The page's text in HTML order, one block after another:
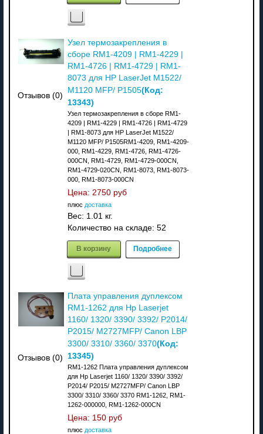
Отзывов (0)
Узел термозакрепления в
сборе RM1-4209 | RM1-4229 |
RM1-4726 | RM1-4729 | RM1-
8073 для HP LaserJet M1522/
M1120 MFP/ P1505(Код:
13343)
Узел термозакрепления в сборе RM1-
4209 | RM1-4229 | RM1-4726 | RM1-4729
| RM1-8073 для HP LaserJet M1522/
M1120 MFP/ P1505RM1-4209, RM1-4209-
000, RM1-4229, RM1-4726, RM1-4726-
000CN, RM1-4729, RM1-4729-000CN,
RM1-4729-020CN, RM1-8073, RM1-8073-
000, RM1-8073-000CN
Цена: 2750 руб
плюс доставка
Вес: 1.01 кг.
Количество на складе: 52
В корзину Подробнее
Отзывов (0)
Плата управления дуплексом
RM1-1262 для Hp Laserjet
1160/ 1320/ 3390/ 3392/ P2014/
P2015/ M2727MFP/ Canon LBP
3300/ 3310/ 3360/ 3370(Код:
13345)
RM1-1262 Плата управления дуплексом
для Hp Laserjet 1160/ 1320/ 3390/ 3392/
P2014/ P2015/ M2727MFP/ Canon LBP
3300/ 3310/ 3360/ 3370 RM1-1262, RM1-
1262-000000, RM1-1262-000CN
Цена: 150 руб
плюс доставка